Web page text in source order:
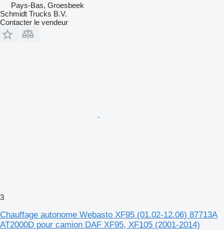
Pays-Bas, Groesbeek
Schmidt Trucks B.V.
Contacter le vendeur
3
Chauffage autonome Webasto XF95 (01.02-12.06) 87713A
AT2000D pour camion DAF XF95, XF105 (2001-2014)